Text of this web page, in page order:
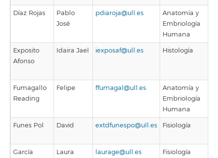
Díaz Rojas
Pablo
José
pdiaroja@ull.es
Anatomía y
Embriología
Humana
Exposito
Afonso
Idaira Jael iexposaf@ull.es Histología
Fumagallo
Reading
Felipe ffumagal@ull.es
Anatomía y
Embriología
Humana
Funes Pol David extdfunespo@ull.es Fisiología
García
Laura laurage@ull.es Fisiología